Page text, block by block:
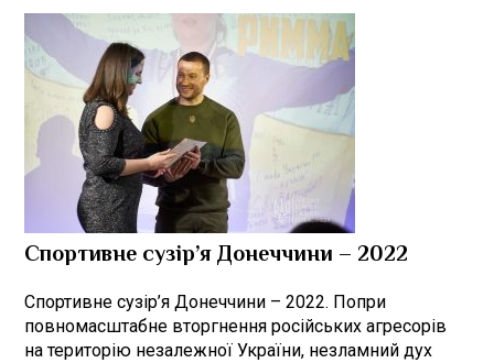
Спортивне сузір’я Донеччини – 2022
Спортивне сузір’я Донеччини – 2022. Попри
повномасштабне вторгнення російських агресорів
на територію незалежної України, незламний дух